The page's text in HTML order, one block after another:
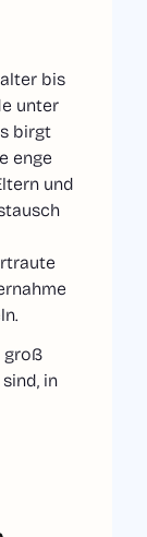
bis
unter
birgt
enge
und
groß
in